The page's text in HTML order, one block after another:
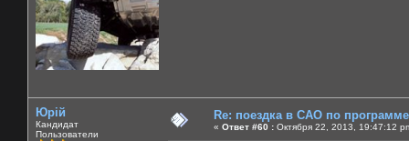
Юрій
Кандидат
Пользователи
Re: поездка в САО по
« Ответ #60 : Октября 22, 2013, 19:47:12